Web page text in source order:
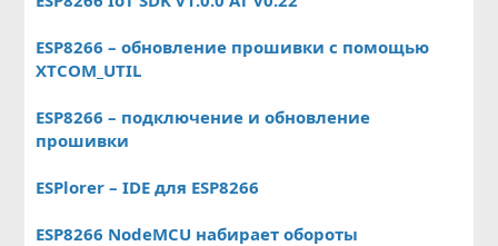
ESP8266 – обновление прошивки с помощью
XTCOM_UTIL
ESP8266 – подключение и обновление
прошивки
ESPlorer – IDE для ESP8266
ESP8266 NodeMCU набирает обороты